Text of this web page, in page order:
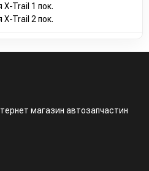
X-Trail 1 пок.
X-Trail 2 пок.
магазин автозапчастин